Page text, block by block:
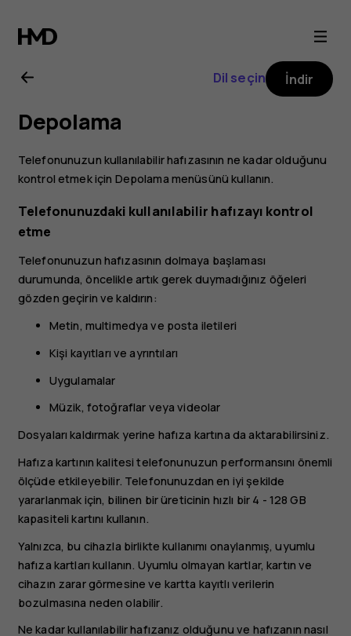
Nokia
3
kullanıcı
kılavuzu
Dil seçin İndir
Depolama
Telefonunuzun kullanılabilir hafızasının ne kadar olduğunu
kontrol etmek için Depolama menüsünü kullanın.
Telefonunuzdaki kullanılabilir hafızayı kontrol
etme
Telefonunuzun hafızasının dolmaya başlaması
durumunda, öncelikle artık gerek duymadığınız öğeleri
gözden geçirin ve kaldırın:
Metin, multimedya ve posta iletileri
Kişi kayıtları ve ayrıntıları
Uygulamalar
Müzik, fotoğraflar veya videolar
Dosyaları kaldırmak yerine hafıza kartına da aktarabilirsiniz.
Hafıza kartının kalitesi telefonunuzun performansını önemli
ölçüde etkileyebilir. Telefonunuzdan en iyi şekilde
yararlanmak için, bilinen bir üreticinin hızlı bir 4 - 128 GB
kapasiteli kartını kullanın.
Yalnızca, bu cihazla birlikte kullanımı onaylanmış, uyumlu
hafıza kartları kullanın. Uyumlu olmayan kartlar, kartın ve
cihazın zarar görmesine ve kartta kayıtlı verilerin
bozulmasına neden olabilir.
Ne kadar kullanılabilir hafızanız olduğunu ve hafızanın nasıl